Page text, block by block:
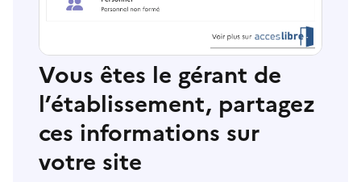
Vous êtes le gérant de
l’établissement, partagez
ces informations sur
votre site